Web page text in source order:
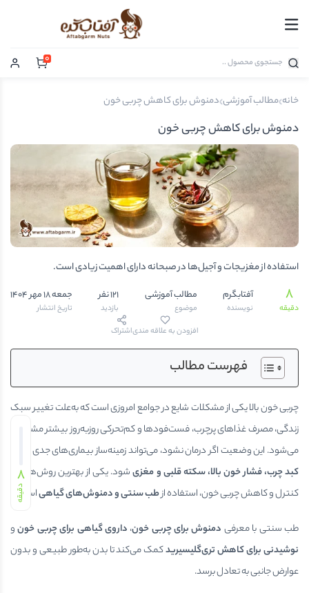
0
خانه مطالب آموزشی دمنوش برای کاهش چربی خون
دمنوش برای کاهش چربی خون
استفاده از مغزیجات و آجیل‌ها در صبحانه دارای اهمیت زیادی است.
8
دقیقه
آفتابگرم
نویسنده
مطالب آموزشی
موضوع
121 نفر
بازدید
جمعه 18 مهر 1404
تاریخ انتشار
افزودن به علاقه مندیاشتراک
8
دقیقه
فهرست مطالب
چربی خون بالا یکی از مشکلات شایع در جوامع امروزی است که به‌علت تغییر سبک
زندگی، مصرف غذاهای پرچرب، فست‌فودها و کم‌تحرکی روزبه‌روز بیشتر مشاهده
می‌شود. این وضعیت اگر درمان نشود، می‌تواند زمینه‌ساز بیماری‌های جدی مانند
کبد چرب، فشار خون بالا، سکته قلبی و مغزیشود. یکی از بهترین روش‌ها برای
کنترل و کاهش چربی خون، استفاده ازطب سنتی و دمنوش‌های گیاهیاست.
طب سنتی با معرفی دمنوش برای چربی خون، داروی گیاهی برای چربی خونو
نوشیدنی برای کاهش تری‌گلیسیریدکمک می‌کند تا بدن به‌طور طبیعی و بدون
عوارض جانبی به تعادل برسد.